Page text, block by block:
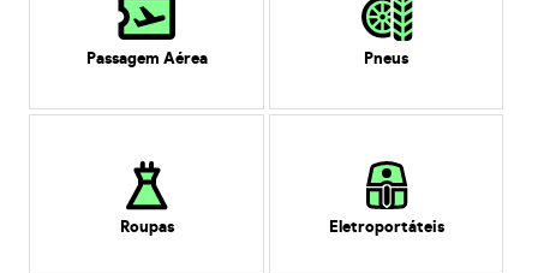
Passagem Aérea Pneus
Roupas Eletroportáteis